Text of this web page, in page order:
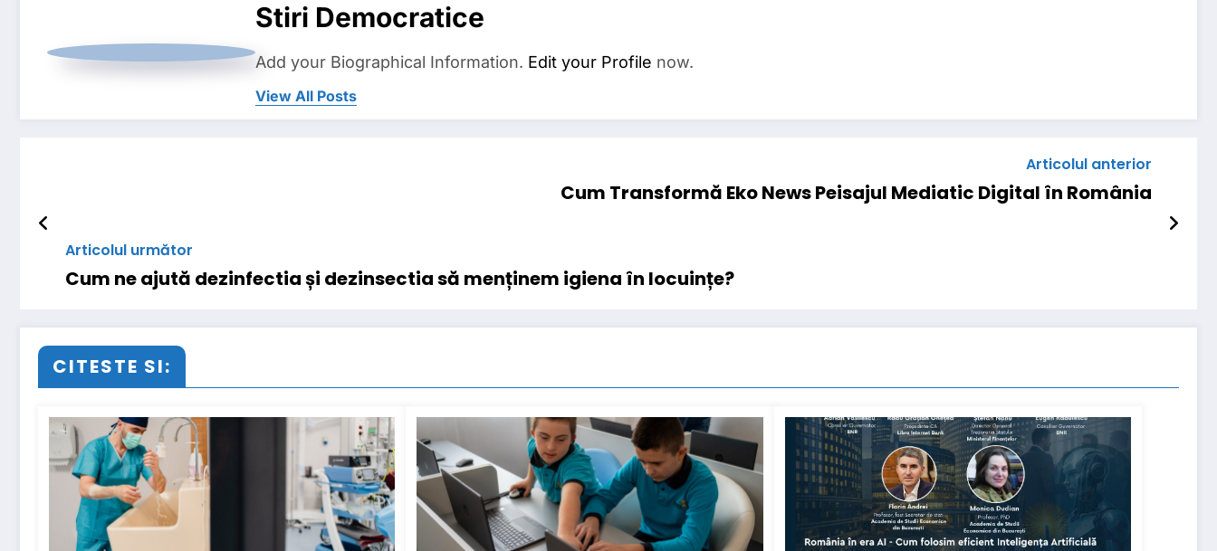
Stiri Democratice
Add your Biographical Information. Edit your Profile now.
View All Posts
Articolul anterior
Cum Transformă Eko News Peisajul Mediatic Digital în România
Articolul următor
Cum ne ajută dezinfectia și dezinsectia să menținem igiena în locuințe?
CITESTE SI: